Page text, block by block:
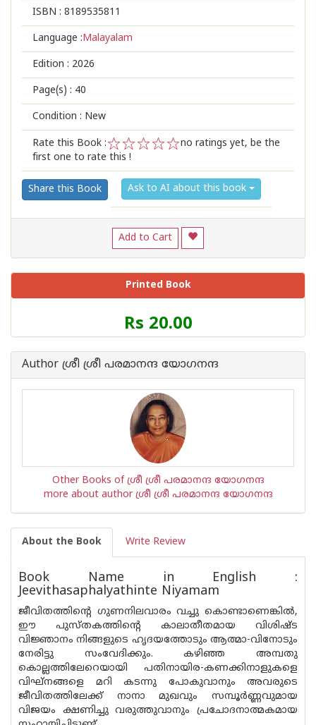
ISBN : 8189535811
Language :Malayalam
Edition : 2026
Page(s) : 40
Condition : New
Rate this Book :
2
1
no ratings yet, be the
first one to rate this !
Share this Book Ask to AI about this book
Add to Cart
Printed Book
Price
of
Book
Rs 20.00
Author ശ്രീ ശ്രീ പരമാനന്ദ യോഗനന്ദ
Other Books of ശ്രീ ശ്രീ പരമാനന്ദ യോഗനന്ദ
more about author ശ്രീ ശ്രീ പരമാനന്ദ യോഗനന്ദ
About the Book Write Review
Book Name in English :
Jeevithasaphalyathinte Niyamam
ജീവിതത്തിന്റെ ഗുണനിലവാരം വച്ചു കൊണ്ടാണെങ്കിൽ,
ഈ പുസ്‌തകത്തിൻ്റെ കാലാതീതമായ വിശിഷ്ട
വിജ്ഞാനം നിങ്ങളുടെ ഹൃദയത്തോടും ആത്മാ-വിനോടും
നേരിട്ടു സംവേദിക്കും. കഴിഞ്ഞ അമ്പതു
കൊല്ലത്തിലേറെയായി പതിനായിര-കണക്കിനാളുകളെ
വിഘ്ന‌ങ്ങളെ മറി കടന്നു പോകുവാനും അവരുടെ
ജീവിതത്തിലേക്ക് നാനാ മുഖവും സമ്പൂർണ്ണവുമായ
വിജയം ക്ഷണിച്ചു വരുത്തുവാനും പ്രചോദനാത്മകമായ